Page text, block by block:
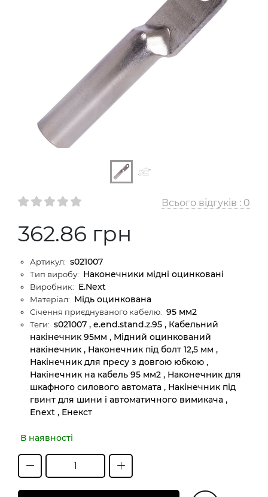
Всього відгуків : 0
362.86 грн
Артикул: s021007
Тип виробу: Наконечники мідні оцинковані
Виробник: E.Next
Матеріал: Мідь оцинкована
Січення приєднуваного кабелю: 95 мм2
Теги: s021007 , e.end.stand.z.95 , Кабельний
накінечник 95мм , Мідний оцинкований
накінечник , Наконечник під болт 12,5 мм ,
Накінечник для пресу з довгою юбкою ,
Накінечник на кабель 95 мм2 , Наконечник для
шкафного силового автомата , Накінечник під
гвинт для шини і автоматичного вимикача ,
Enext , Енекст
В наявності